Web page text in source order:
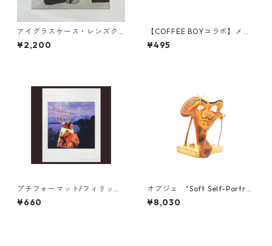
アイグラスケース・レンズク
ロス付き/サイクロプス
¥2,200
【COFFEE BOYコラボ】メモ
帳（B柄）
¥495
プチフォーマット/フィリッ
プ・ハルスマン《ポルトリガ
ト》
¥660
オブジェ "Soft Self-Portrai
t''
¥8,030